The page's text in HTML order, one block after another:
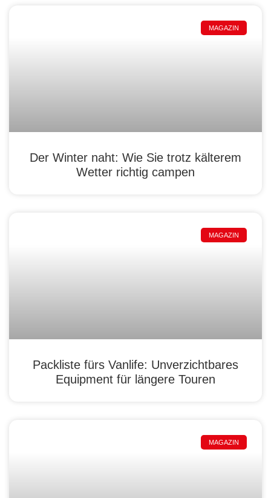
MAGAZIN
Der Winter naht: Wie Sie trotz kälterem
Wetter richtig campen
MAGAZIN
Packliste fürs Vanlife: Unverzichtbares
Equipment für längere Touren
MAGAZIN